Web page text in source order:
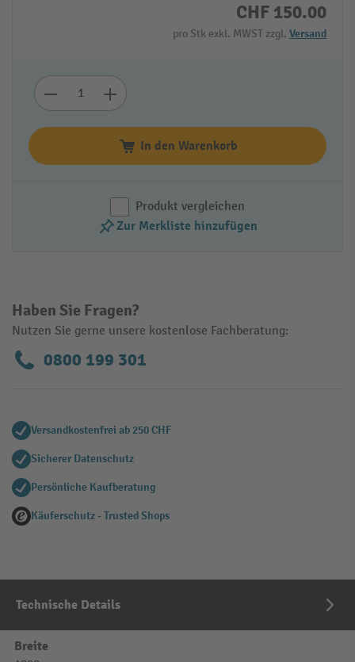
CHF 150.00
pro Stk exkl. MWST zzgl. Versand
In den Warenkorb
Produkt vergleichen
Zur Merkliste hinzufügen
Haben Sie Fragen?
Nutzen Sie gerne unsere kostenlose Fachberatung:
0800 199 301
Versandkostenfrei ab 250 CHF
Sicherer Datenschutz
Persönliche Kaufberatung
Käuferschutz - Trusted Shops
Technische Details
Breite